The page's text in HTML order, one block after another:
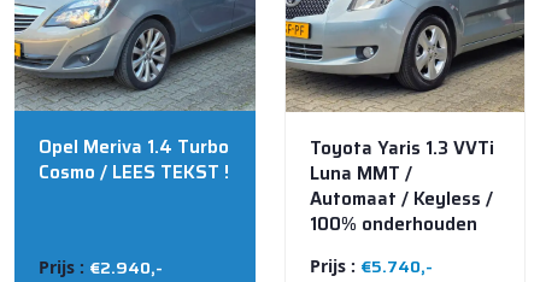
Opel Meriva 1.4 Turbo
Cosmo / LEES TEKST !
Prijs : €2.940,-
Toyota Yaris 1.3 VVTi
Luna MMT /
Automaat / Keyless /
100% onderhouden
Prijs : €5.740,-